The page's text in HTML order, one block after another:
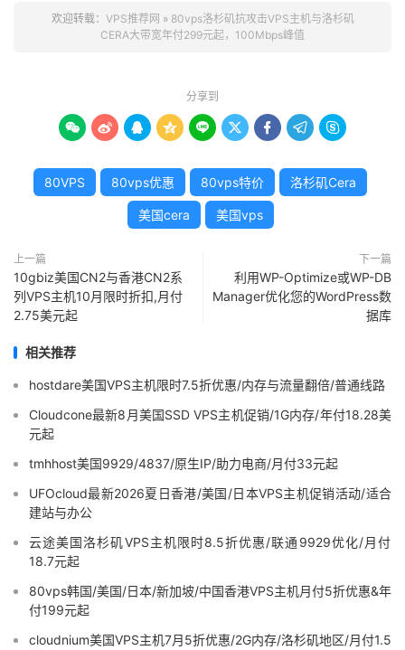
欢迎转载： VPS推荐网 » 80vps洛杉矶抗攻击VPS主机与洛杉矶
CERA大带宽年付299元起，100Mbps峰值
分享到
        
80VPS 80vps优惠 80vps特价 洛杉矶Cera
美国cera 美国vps
上一篇
10gbiz美国CN2与香港CN2系
列VPS主机10月限时折扣,月付
2.75美元起
下一篇
利用WP-Optimize或WP-DB
Manager优化您的WordPress数
据库
相关推荐
hostdare美国VPS主机限时7.5折优惠/内存与流量翻倍/普通线路
Cloudcone最新8月美国SSD VPS主机促销/1G内存/年付18.28美
元起
tmhhost美国9929/4837/原生IP/助力电商/月付33元起
UFOcloud最新2026夏日香港/美国/日本VPS主机促销活动/适合
建站与办公
云途美国洛杉矶VPS主机限时8.5折优惠/联通9929优化/月付
18.7元起
80vps韩国/美国/日本/新加坡/中国香港VPS主机月付5折优惠&年
付199元起
cloudnium美国VPS主机7月5折优惠/2G内存/洛杉矶地区/月付1.5